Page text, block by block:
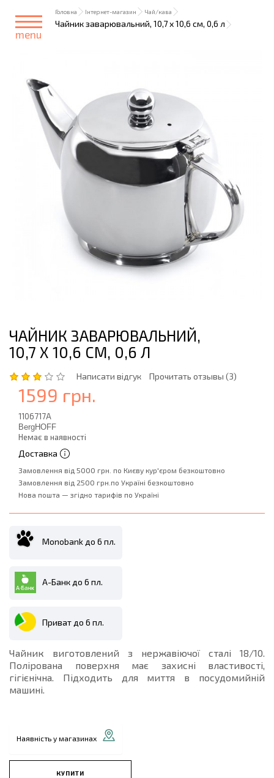
menu
Головна Інтернет-магазин Чай/кава
Чайник заварювальний, 10,7 х 10,6 см, 0,6 л
ЧАЙНИК ЗАВАРЮВАЛЬНИЙ,
10,7 Х 10,6 СМ, 0,6 Л
Написати відгук Прочитать отзывы (3)
1599 грн.
1106717A
BergHOFF
Немає в наявності
Доставка
Замовлення від 5000 грн. по Києву кур'єром безкоштовно
Замовлення від 2500 грн.по Україні безкоштовно
Нова пошта — згідно тарифів по Україні
Monobank до 6 пл.
А-Банк до 6 пл.
Приват до 6 пл.
Чайник виготовлений з нержавіючої сталі 18/10.
Полірована поверхня має захисні властивості,
гігієнічна. Підходить для миття в посудомийній
машині.
Наявність у магазинах
КУПИТИ